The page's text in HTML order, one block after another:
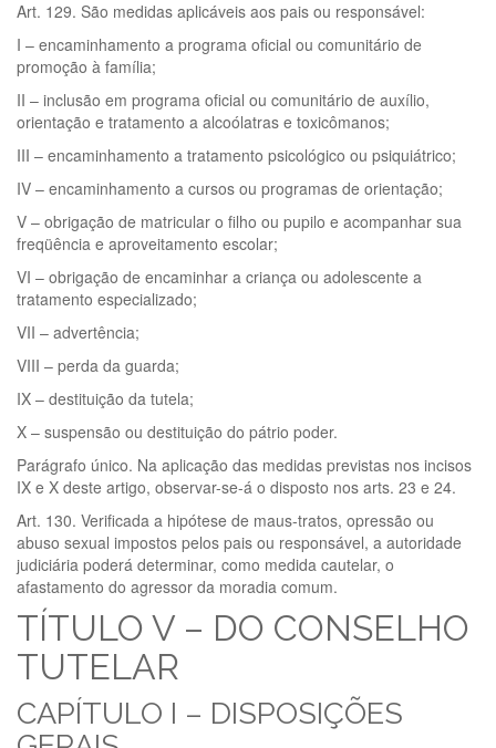
Art. 129. São medidas aplicáveis aos pais ou responsável:
I – encaminhamento a programa oficial ou comunitário de
promoção à família;
II – inclusão em programa oficial ou comunitário de auxílio,
orientação e tratamento a alcoólatras e toxicômanos;
III – encaminhamento a tratamento psicológico ou psiquiátrico;
IV – encaminhamento a cursos ou programas de orientação;
V – obrigação de matricular o filho ou pupilo e acompanhar sua
freqüência e aproveitamento escolar;
VI – obrigação de encaminhar a criança ou adolescente a
tratamento especializado;
VII – advertência;
VIII – perda da guarda;
IX – destituição da tutela;
X – suspensão ou destituição do pátrio poder.
Parágrafo único. Na aplicação das medidas previstas nos incisos
IX e X deste artigo, observar-se-á o disposto nos arts. 23 e 24.
Art. 130. Verificada a hipótese de maus-tratos, opressão ou
abuso sexual impostos pelos pais ou responsável, a autoridade
judiciária poderá determinar, como medida cautelar, o
afastamento do agressor da moradia comum.
TÍTULO V – DO CONSELHO
TUTELAR
CAPÍTULO I – DISPOSIÇÕES